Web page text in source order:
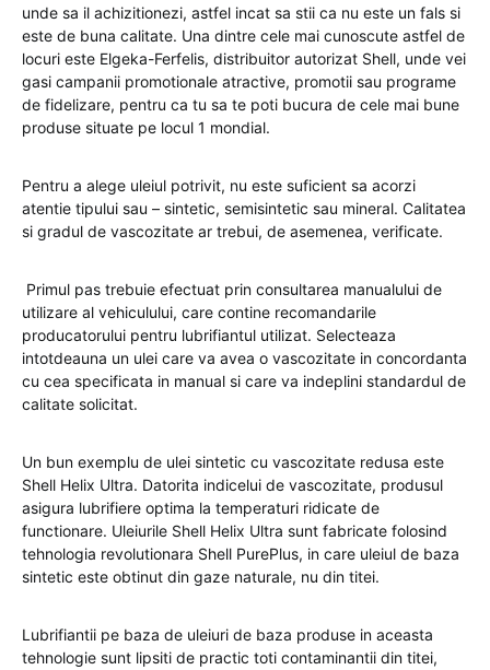
unde sa il achizitionezi, astfel incat sa stii ca nu este un fals si
este de buna calitate. Una dintre cele mai cunoscute astfel de
locuri este Elgeka-Ferfelis, distribuitor autorizat Shell, unde vei
gasi campanii promotionale atractive, promotii sau programe
de fidelizare, pentru ca tu sa te poti bucura de cele mai bune
produse situate pe locul 1 mondial.
Pentru a alege uleiul potrivit, nu este suficient sa acorzi
atentie tipului sau – sintetic, semisintetic sau mineral. Calitatea
si gradul de vascozitate ar trebui, de asemenea, verificate.
Primul pas trebuie efectuat prin consultarea manualului de
utilizare al vehiculului, care contine recomandarile
producatorului pentru lubrifiantul utilizat. Selecteaza
intotdeauna un ulei care va avea o vascozitate in concordanta
cu cea specificata in manual si care va indeplini standardul de
calitate solicitat.
Un bun exemplu de ulei sintetic cu vascozitate redusa este
Shell Helix Ultra. Datorita indicelui de vascozitate, produsul
asigura lubrifiere optima la temperaturi ridicate de
functionare. Uleiurile Shell Helix Ultra sunt fabricate folosind
tehnologia revolutionara Shell PurePlus, in care uleiul de baza
sintetic este obtinut din gaze naturale, nu din titei.
Lubrifiantii pe baza de uleiuri de baza produse in aceasta
tehnologie sunt lipsiti de practic toti contaminantii din titei,